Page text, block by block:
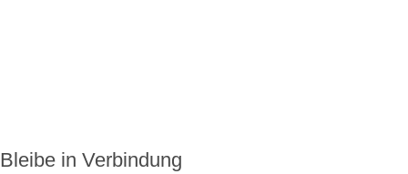
Bleibe in Verbindung